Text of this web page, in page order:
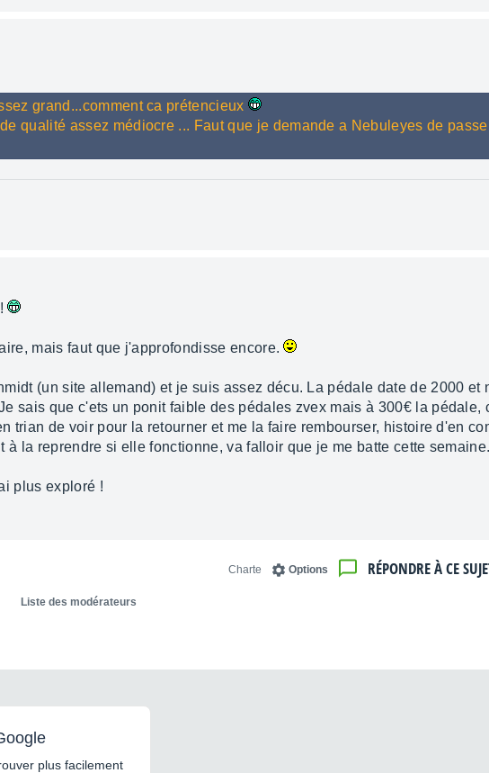
grand...comment ca prétencieux
qualité assez médiocre ... Faut que je demande a Nebuleyes de
!
mais faut que j'approfondisse encore.
(un site allemand) et je suis assez décu. La pédale date de 2000 et
sais que c'ets un ponit faible des pédales zvex mais à 300€ la pédale,
trian de voir pour la retourner et me la faire rembourser, histoire d'en
à la reprendre si elle fonctionne, va falloir que je me batte cette semaine.
plus exploré !
RÉPONDRE À CE
Options
Charte
Liste des modérateurs
plus facilement